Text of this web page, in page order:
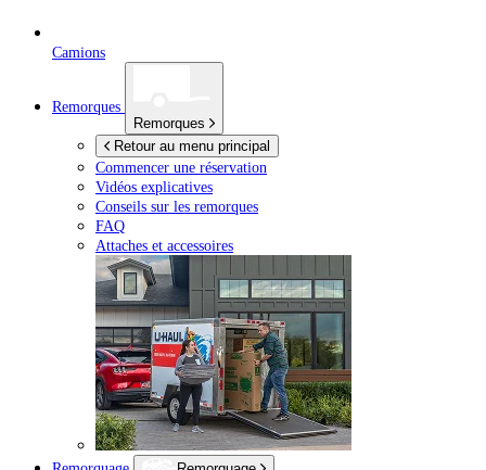
Camions
Remorques
Remorques
Retour au menu principal
Commencer une réservation
Vidéos explicatives
Conseils sur les remorques
FAQ
Attaches et accessoires